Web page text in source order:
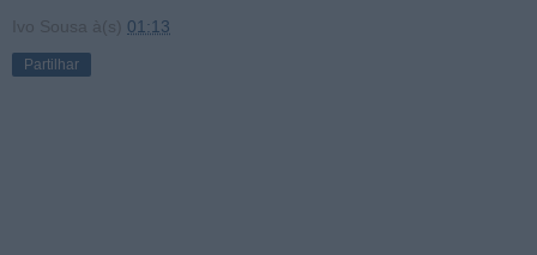
Ivo Sousa à(s) 01:13
Partilhar